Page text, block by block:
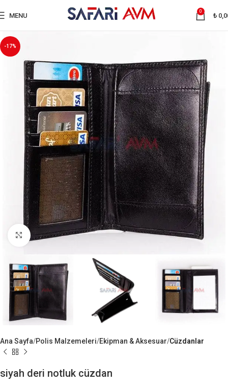
MENU
0
₺
-17%
Büyük Göster
Ana Sayfa Polis Malzemeleri Ekipman & Aksesuar Cüzdanlar
siyah deri notluk cüzdan